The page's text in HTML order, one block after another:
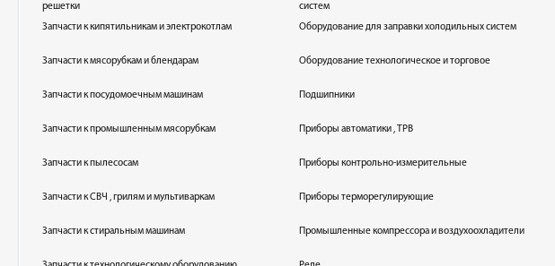
решетки
Запчасти к кипятильникам и электрокотлам
Запчасти к мясорубкам и блендарам
Запчасти к посудомоечным машинам
Запчасти к промышленным мясорубкам
Запчасти к пылесосам
Запчасти к СВЧ , грилям и мультиваркам
Запчасти к стиральным машинам
систем
Оборудование для заправки холодильных систем
Оборудование технологическое и торговое
Подшипники
Приборы автоматики , ТРВ
Приборы контрольно-измерительные
Приборы терморегулирующие
Промышленные компрессора и воздухоохладители